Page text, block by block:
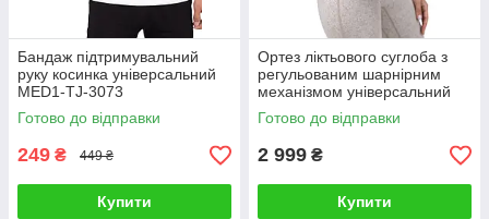
Бандаж підтримувальний
руку косинка універсальний
MED1-TJ-3073
Готово до відправки
249 ₴ 449 ₴
Купити
Ортез ліктьового суглоба з
регульованим шарнірним
механізмом універсальний
MED1-TJ-301
Готово до відправки
2 999 ₴
Купити